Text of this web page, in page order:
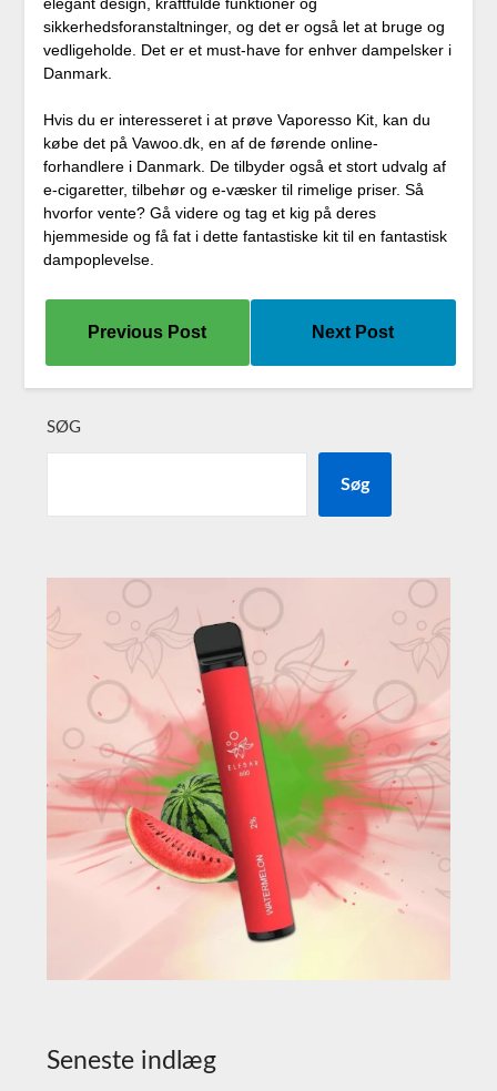
sikkerhedsforanstaltninger, og det er også let at bruge og
vedligeholde. Det er et must-have for enhver dampelsker i
Danmark.
Hvis du er interesseret i at prøve Vaporesso Kit, kan du
købe det på Vawoo.dk, en af de førende online-
forhandlere i Danmark. De tilbyder også et stort udvalg af
e-cigaretter, tilbehør og e-væsker til rimelige priser. Så
hvorfor vente? Gå videre og tag et kig på deres
hjemmeside og få fat i dette fantastiske kit til en fantastisk
dampoplevelse.
Previous Post Next Post
SØG
Søg
Seneste indlæg